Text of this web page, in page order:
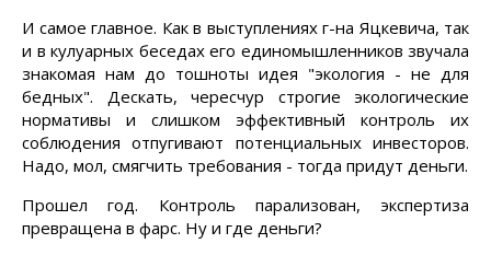
И самое главное. Как в выступлениях г-на Яцкевича, так
и в кулуарных беседах его единомышленников звучала
знакомая нам до тошноты идея "экология - не для
бедных". Дескать, чересчур строгие экологические
нормативы и слишком эффективный контроль их
соблюдения отпугивают потенциальных инвесторов.
Надо, мол, смягчить требования - тогда придут деньги.
Прошел год. Контроль парализован, экспертиза
превращена в фарс. Ну и где деньги?